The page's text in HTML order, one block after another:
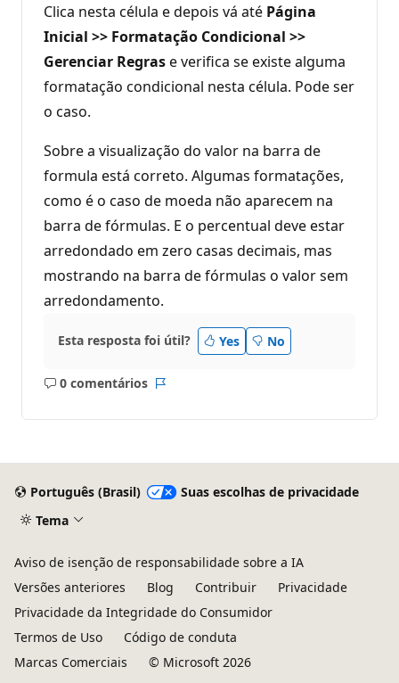
Clica nesta célula e depois vá até Página
Inicial >> Formatação Condicional >>
Gerenciar Regrase verifica se existe alguma
formatação condicional nesta célula. Pode ser
o caso.
Sobre a visualização do valor na barra de
formula está correto. Algumas formatações,
como é o caso de moeda não aparecem na
barra de fórmulas. E o percentual deve estar
arredondado em zero casas decimais, mas
mostrando na barra de fórmulas o valor sem
arredondamento.
Esta resposta foi útil? Yes No
0 comentários
Sem
Português (Brasil)
Suas escolhas de privacidade
Tema
Aviso de isenção de responsabilidade sobre a IA
Versões anteriores
Blog Contribuir
Privacidade
Privacidade da Integridade do Consumidor
Termos de Uso
Código de conduta
Marcas Comerciais
© Microsoft 2026